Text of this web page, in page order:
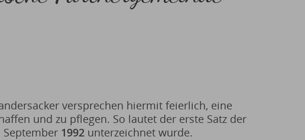
versprechen hiermit feierlich, eine
und zu pflegen. So lautet der erste Satz der
1992 unterzeichnet wurde.